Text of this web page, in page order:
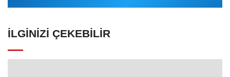
İLGINIZI ÇEKEBILIR